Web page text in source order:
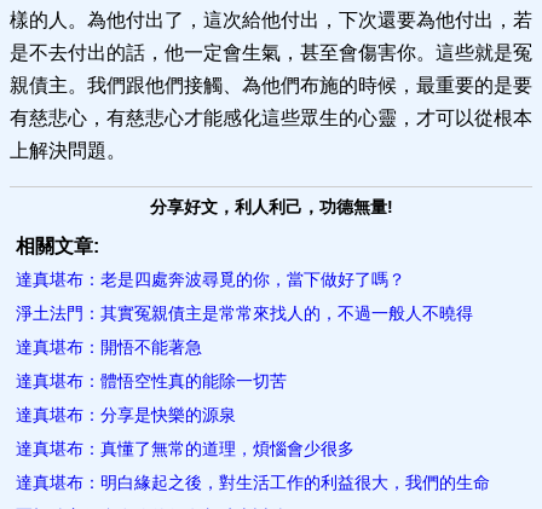
樣的人。為他付出了，這次給他付出，下次還要為他付出，若
是不去付出的話，他一定會生氣，甚至會傷害你。這些就是冤
親債主。我們跟他們接觸、為他們布施的時候，最重要的是要
有慈悲心，有慈悲心才能感化這些眾生的心靈，才可以從根本
上解決問題。
分享好文，利人利己，功德無量!
相關文章:
達真堪布：老是四處奔波尋覓的你，當下做好了嗎？
淨土法門：其實冤親債主是常常來找人的，不過一般人不曉得
達真堪布：開悟不能著急
達真堪布：體悟空性真的能除一切苦
達真堪布：分享是快樂的源泉
達真堪布：真懂了無常的道理，煩惱會少很多
達真堪布：明白緣起之後，對生活工作的利益很大，我們的生命